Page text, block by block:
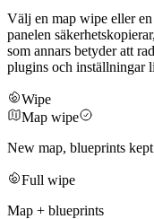
Välj en map wipe eller
panelen
som annars betyder att
plugins och inställningar
Wipe
Map wipe
New map, blueprints kept
Full wipe
Map + blueprints